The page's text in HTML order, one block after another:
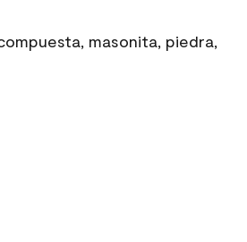
masonita, piedra,